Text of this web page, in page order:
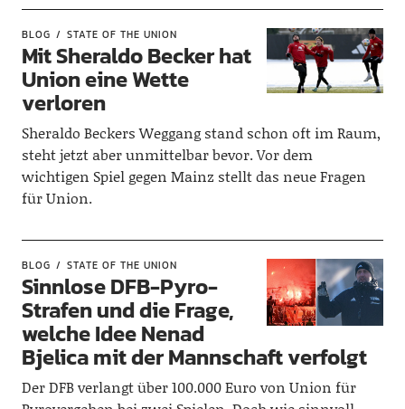
BLOG STATE OF THE UNION
Mit Sheraldo Becker hat
Union eine Wette
verloren
Sheraldo Beckers Weggang stand schon oft im Raum,
steht jetzt aber unmittelbar bevor. Vor dem
wichtigen Spiel gegen Mainz stellt das neue Fragen
für Union.
BLOG STATE OF THE UNION
Sinnlose DFB-Pyro-
Strafen und die Frage,
welche Idee Nenad
Bjelica mit der Mannschaft verfolgt
Der DFB verlangt über 100.000 Euro von Union für